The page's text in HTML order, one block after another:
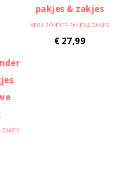
VEGA ZÓNDER PAKJES & ZAKJES
€ 27,99